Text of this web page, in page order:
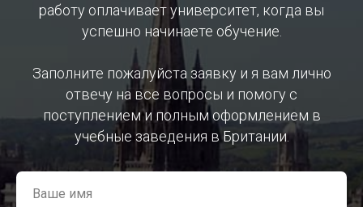
работу оплачивает университет, когда вы
успешно начинаете обучение.
Заполните пожалуйста заявку и я вам лично
отвечу на все вопросы и помогу с
поступлением и полным оформлением в
учебные заведения в Британии.
Ваше имя